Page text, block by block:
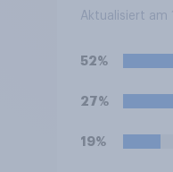
Aktualisiert am
52%
27%
19%